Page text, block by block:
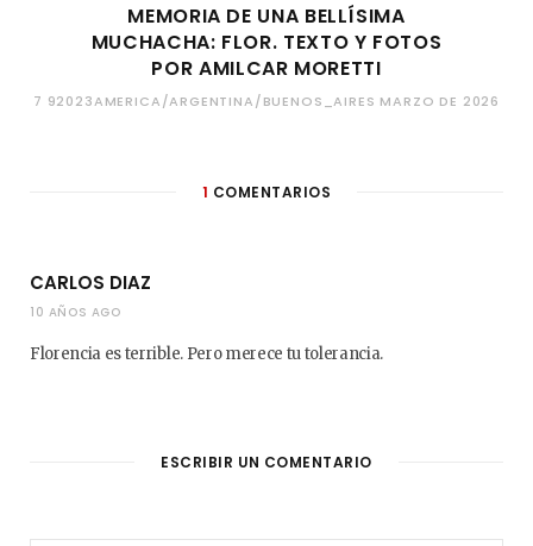
MEMORIA DE UNA BELLÍSIMA
MUCHACHA: FLOR. TEXTO Y FOTOS
POR AMILCAR MORETTI
7 92023AMERICA/ARGENTINA/BUENOS_AIRES MARZO DE 2026
1 COMENTARIOS
CARLOS DIAZ
10 AÑOS AGO
Florencia es terrible. Pero merece tu tolerancia.
ESCRIBIR UN COMENTARIO